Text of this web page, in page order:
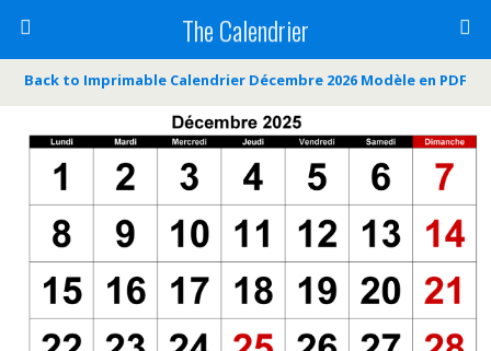
The Calendrier
Back to Imprimable Calendrier Décembre 2026 Modèle en PDF